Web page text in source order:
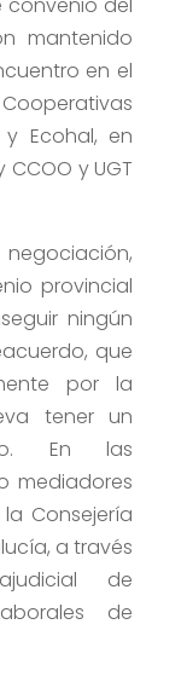
del
mantenido
en el
Ecohal, en
y UGT
provincial
ningún
que
por la
tener un
En las
mediadores
Consejería
a través
de
de